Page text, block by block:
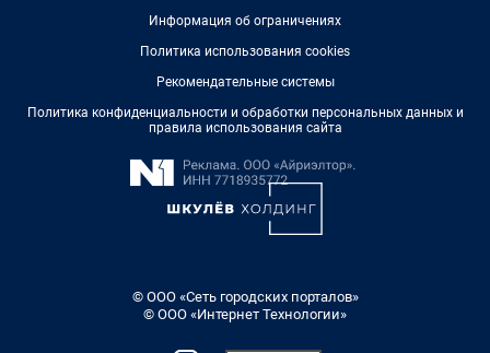
Информация об ограничениях
Политика использования cookies
Рекомендательные системы
Политика конфиденциальности и обработки персональных данных и
правила использования сайта
© ООО «Сеть городских порталов»
© ООО «Интернет Технологии»